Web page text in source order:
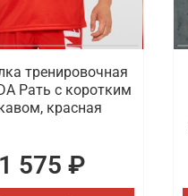
тренировочная
Рать с коротким
красная
1 575 ₽